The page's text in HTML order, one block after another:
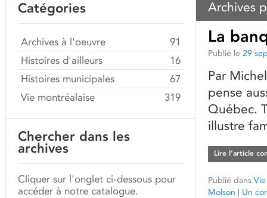
Archives
La
Publié le 29
Par
pense
Québec.
illustre
Lire l’article
Publié dans
Molson | Un
Catégories
Archives à l'oeuvre
91
Histoires d'ailleurs
16
Histoires municipales
67
Vie montréalaise
319
Chercher dans les
archives
Cliquer sur l'onglet ci-dessous pour
accéder à notre catalogue.